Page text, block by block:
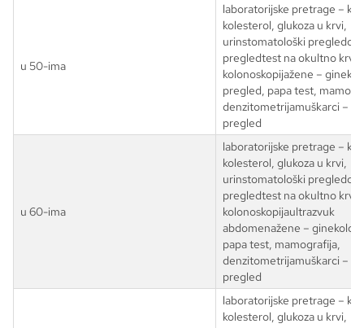
u 50-ima
laboratorijske pretrage –
kolesterol, glukoza u krvi,
urinstomatološki
pregledtest na okultno
kolonoskopijažene –
pregled, papa test,
denzitometrijamuškarci –
pregled
u 60-ima
laboratorijske pretrage –
kolesterol, glukoza u krvi,
urinstomatološki
pregledtest na okultno
kolonoskopijaultrazvuk
abdomenažene –
papa test, mamografija,
denzitometrijamuškarci –
pregled
laboratorijske pretrage –
kolesterol, glukoza u krvi,